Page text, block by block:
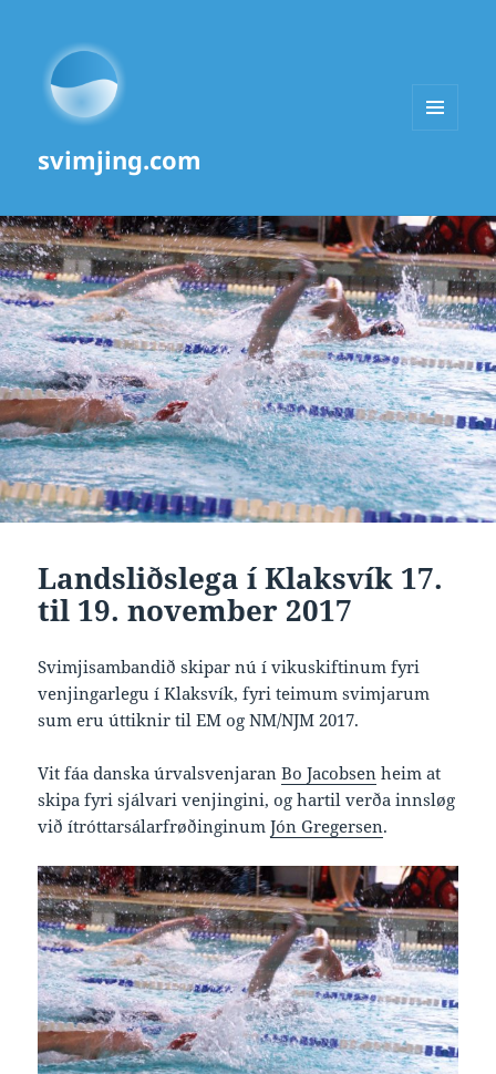
svimjing.com
Landsliðslega í Klaksvík 17.
til 19. november 2017
Svimjisambandið skipar nú í vikuskiftinum fyri
venjingarlegu í Klaksvík, fyri teimum svimjarum
sum eru úttiknir til EM og NM/NJM 2017.
Vit fáa danska úrvalsvenjaranBo Jacobsen heim at
skipa fyri sjálvari venjingini, og hartil verða innsløg
við ítróttarsálarfrøðinginumJón Gregersen.